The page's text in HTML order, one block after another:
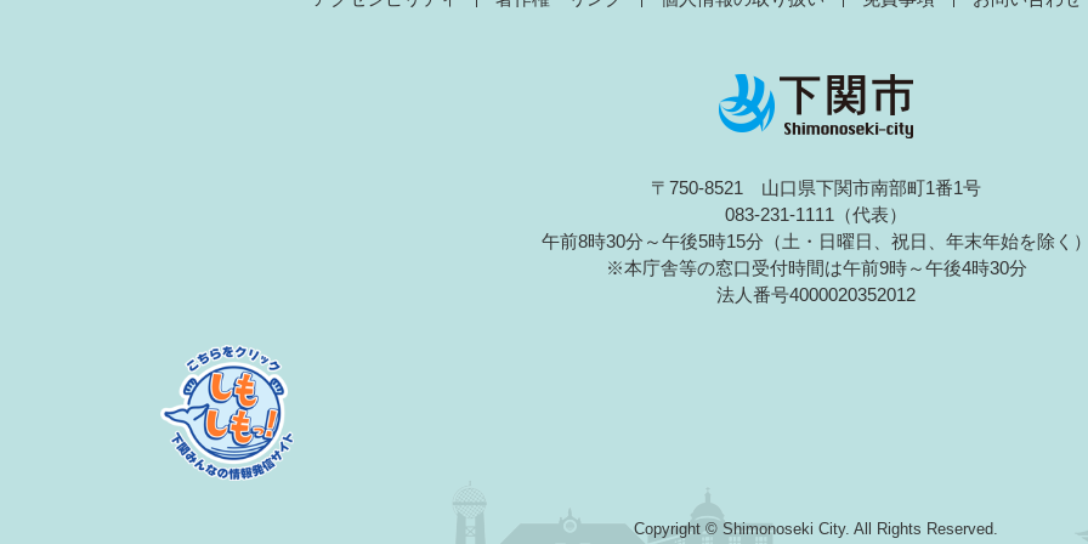
〒750-8521 山口県下関市南部町1番1号
083-231-1111（代表）
午前8時30分～午後5時15分（土・日曜日、祝日、年末年始を除く
※本庁舎等の窓口受付時間は午前9時～午後4時30分
法人番号4000020352012
Copyright © Shimonoseki City. All Rights Reserved.